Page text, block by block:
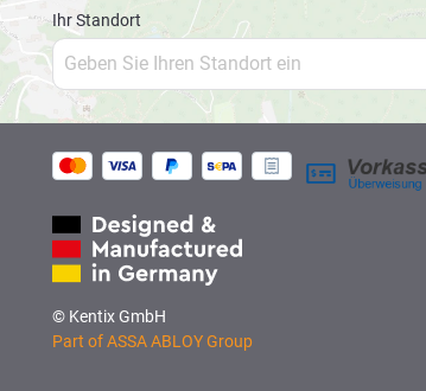
Ihr Standort
© Kentix GmbH
Part of ASSA ABLOY Group